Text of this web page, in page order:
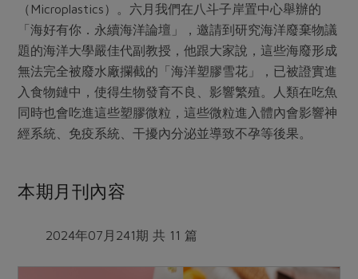
（Microplastics）。六月我們在八斗子岸置中心舉辦的
「海好有你．永續海洋論壇」，邀請到研究海洋廢棄物議
題的海洋大學嚴佳代副教授，他跟大家說，這些海廢形成
無法完全被廢水廠攔截的「海洋塑膠雪花」，已被證實進
入食物鏈中，使得生物發育不良、影響繁殖。人類在吃魚
同時也會吃進這些塑膠微粒，這些微粒進入體內會影響神
經系統、免疫系統、干擾內分泌並導致不孕等後果。
本期月刊內容
2024年07月241期 共 11 篇